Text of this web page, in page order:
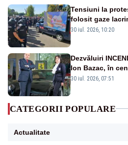
Tensiuni la
folosit gaze
Poporului face
30 iul. 2026, 10:20
Dezvăluiri
Ion Bazac, în
publice
30 iul. 2026, 07:51
CATEGORII POPULARE
Actualitate